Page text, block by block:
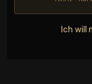
Ich will